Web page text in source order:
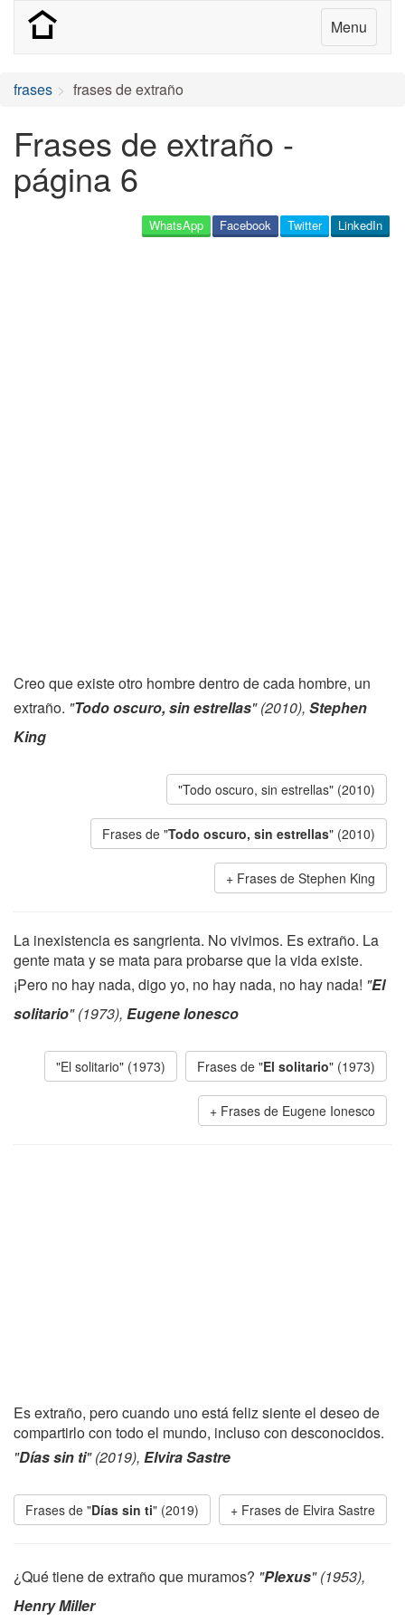
Menu
frases frases de extraño
Frases de extraño -
página 6
LinkedIn
Twitter
Facebook
WhatsApp
Creo que existe otro hombre dentro de cada hombre, un
extraño. "Todo oscuro, sin estrellas" (2010), Stephen
King
"Todo oscuro, sin estrellas" (2010)
Frases de "Todo oscuro, sin estrellas" (2010)
Frases de Stephen King
La inexistencia es sangrienta. No vivimos. Es extraño. La
gente mata y se mata para probarse que la vida existe.
¡Pero no hay nada, digo yo, no hay nada, no hay nada! "El
solitario" (1973), Eugene Ionesco
"El solitario" (1973) Frases de "El solitario" (1973)
Frases de Eugene Ionesco
Es extraño, pero cuando uno está feliz siente el deseo de
compartirlo con todo el mundo, incluso con desconocidos.
"Días sin ti" (2019), Elvira Sastre
Frases de "Días sin ti" (2019) Frases de Elvira Sastre
¿Qué tiene de extraño que muramos? "Plexus" (1953),
Henry Miller